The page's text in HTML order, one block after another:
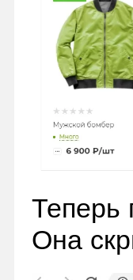
Теперь
Она